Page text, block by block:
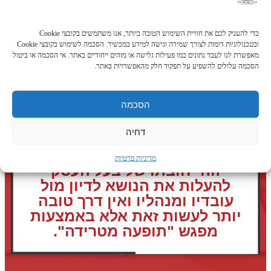
כדי להעניק לכם את חוויית השימוש הטובה ביותר, אנו משתמשים בקובצי Cookie
ובטכנולוגיות דומות לצורך שמירה וגישה למידע במכשיר. הסכמה לשימוש בקובצי Cookie
מאפשרת לנו לעבד נתונים כמו פעילות גלישה או מזהים ייחודיים באתר. אי הסכמה או ביטול
הסכמה עלולים להשפיע על תפקוד חלק מהאפשרויות באתר.
הסכמה
דחיה
מדיניות פרטיות
מפגש המשלב דיון ענייני בין
העובדים, המנהלים ומנחה
האירוע על מנת לדבר על הנושא,
במרחב המשותף.
זוהי חובתו של בעל העסק
להעלות את הנושא לדיון מול
עובדיו ומנהליו ואין דרך טובה
יותר לעשות זאת אלא באמצעות
מפגש "תופעה מטרידה".